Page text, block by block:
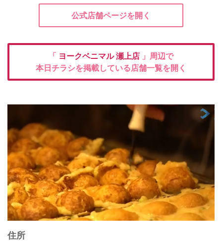
公式店舗ページを開く
「 ヨークベニマル瀬上店 」周辺で
本日チラシを掲載している店舗一覧を開く
住所